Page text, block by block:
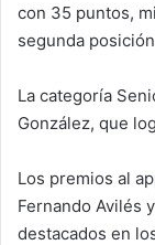
con 35 puntos,
segunda
La categoría
González, que
Los premios al
Fernando Avilés
destacados en